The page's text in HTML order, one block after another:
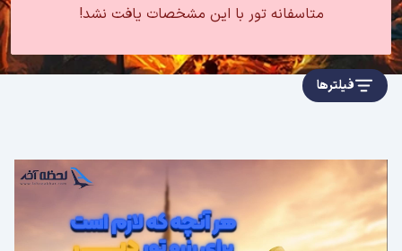
متاسفانه تور با این مشخصات یافت نشد!
فیلترها